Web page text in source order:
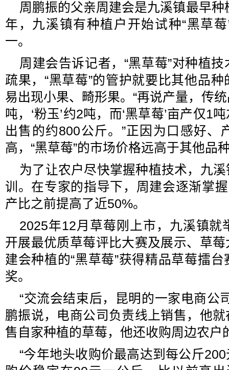
周鹏振的父亲周建会是九溪镇最早
年，九溪镇有种植户开始试种“黑草
一。
周建会告诉记者，“黑草莓”对种植
疏果，“黑草莓”的管护就要比其他品
易出现小果、畸形果。“再说产量，传
吨，‘粉玉’约2吨，而‘黑草莓’亩产仅1
出售的约800公斤。”正因为口感好、
高，“黑草莓”的市场价格远高于其他品
为了让农户尽快掌握种植技术，九
训。在专家的指导下，周建会逐渐掌
产比之前提高了近50%。
2025年12月草莓刚上市，九溪镇就
开展最优质草莓评比大赛及展示、草
建会种植的“黑草莓”获得精品草莓擂
奖。
“交流会结束后，昆明的一家电商公
鹏振说，电商公司负责线上销售，他
售自家种植的草莓，他还收购周边农户
“今年地头收购价最高达到每公斤